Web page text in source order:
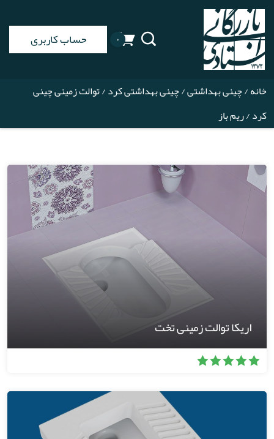
۰ حساب کاربری
خانه/چینی بهداشتی/چینی بهداشتی کرد/توالت زمینی چینی
کرد/ ریم باز
اریکا توالت زمینی تخت